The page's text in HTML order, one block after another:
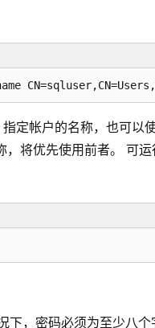
指定帐户的名称，也可以
，将优先使用前者。 可
下，密码必须为至少八